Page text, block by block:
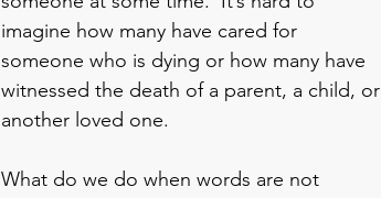
imagine how many have cared for
someone who is dying or how many have
witnessed the death of a parent, a child, or
another loved one.
What do we do when words are not